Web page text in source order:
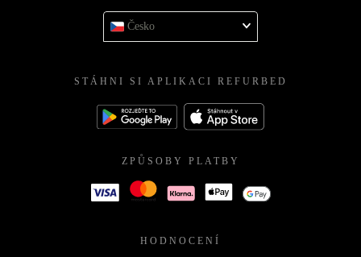
Česko
STÁHNI SI APLIKACI REFURBED
ZPŮSOBY PLATBY
HODNOCENÍ